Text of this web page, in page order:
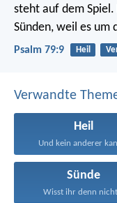
steht auf dem Spiel.
Sünden, weil es um
Psalm 79:9 Heil
Verwandte
Heil
Und kein anderer
Sünde
Wisst ihr denn